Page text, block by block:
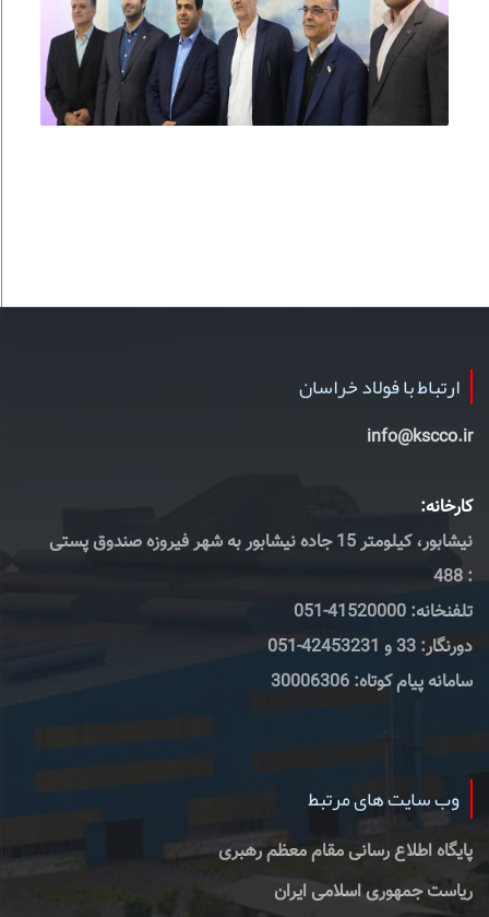
ارتباط با فولاد خراسان
info@kscco.ir
کارخانه:
نیشابور، کیلومتر 15 جاده نیشابور به شهر فیروزه صندوق پستی
: 488
تلفنخانه: 41520000-051
دورنگار: 33 و 42453231-051
سامانه پیام کوتاه: 30006306
وب سایت های مرتبط
پایگاه اطلاع رسانی مقام معظم رهبری
ریاست جمهوری اسلامی ایران